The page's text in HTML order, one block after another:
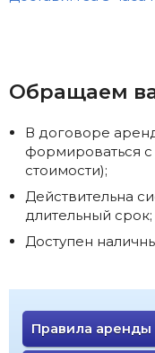
Обращаем
В договоре
формироваться с
стоимости);
Действительна
длительный срок;
Доступен
Правила аренды